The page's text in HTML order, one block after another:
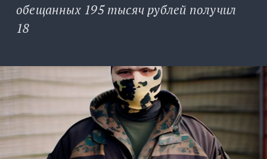
обещанных 195 тысяч рублей получил
18